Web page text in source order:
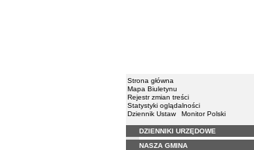
Strona główna
Mapa Biuletynu
Rejestr zmian treści
Statystyki oglądalności
Dziennik Ustaw
Monitor Polski
Menu
DZIENNIKI URZĘDOWE
NASZA GMINA